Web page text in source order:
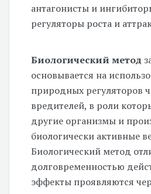
антагонисты и
регуляторы роста и
Биологический метод
основывается на
природных регуляторов
вредителей, в роли
другие организмы и
биологически активные
Биологический метод
долговременностью
эффекты проявляются